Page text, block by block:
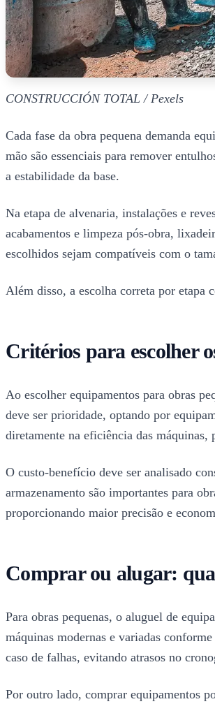
CONSTRUCCIÓN TOTAL / Pexels
Cada fase da obra pequena demanda
mão são essenciais para remover
a estabilidade da base.
Na etapa de alvenaria, instalações e
acabamentos e limpeza pós-obra,
escolhidos sejam compatíveis com o
Além disso, a escolha correta por etapa
Critérios para escolher
Ao escolher equipamentos para obras
deve ser prioridade, optando por
diretamente na eficiência das máquinas,
O custo-benefício deve ser analisado
armazenamento são importantes para
proporcionando maior precisão e
Comprar ou alugar:
Para obras pequenas, o aluguel de
máquinas modernas e variadas
caso de falhas, evitando atrasos no
Por outro lado, comprar equipamentos